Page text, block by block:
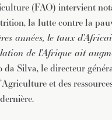
(FAO) intervient
la lutte contre la
années, le taux
de l’Afrique ait
da Silva, le directeur
et des